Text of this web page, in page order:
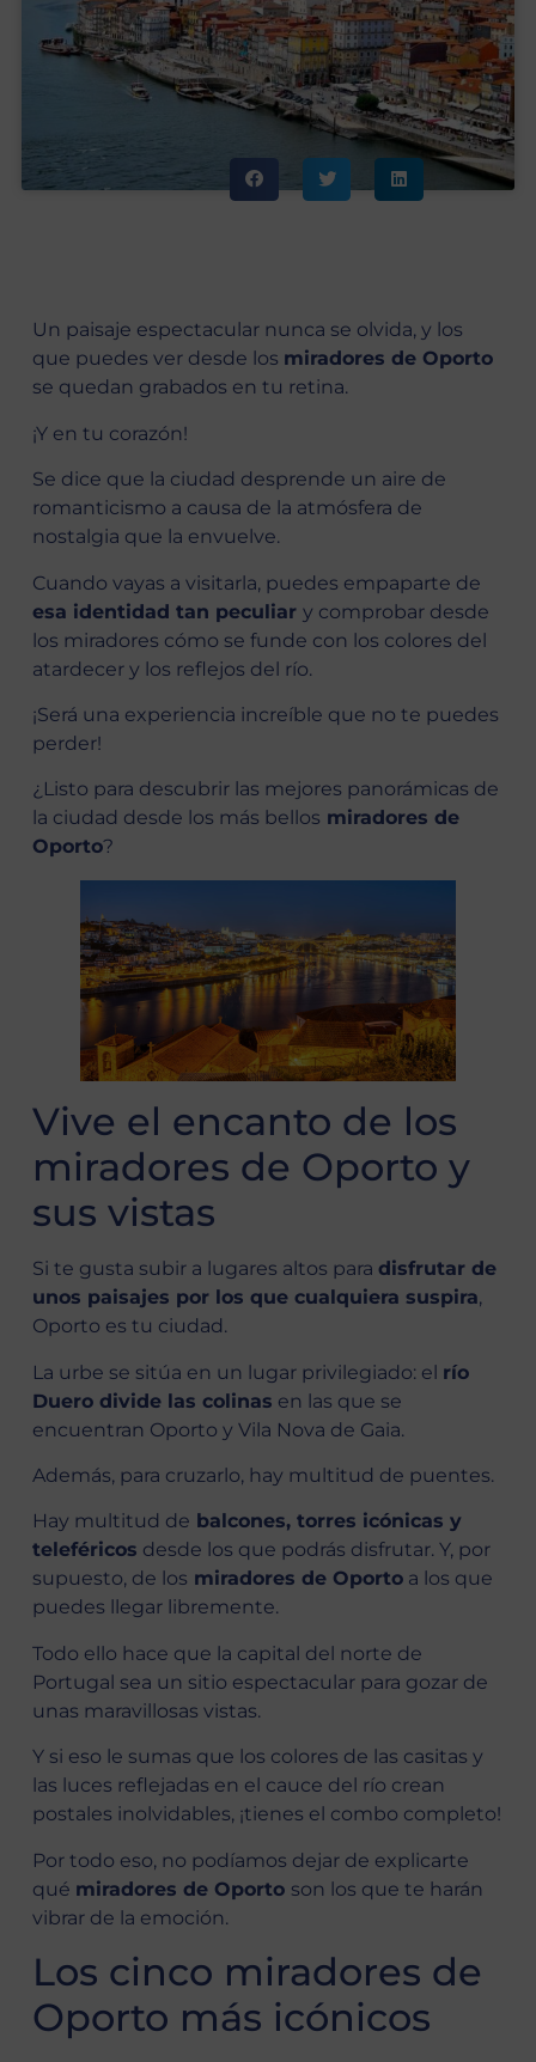
Un paisaje espectacular nunca se olvida, y los
que puedes ver desde los miradores de Oporto
se quedan grabados en tu retina.
¡Y en tu corazón!
Se dice que la ciudad desprende un aire de
romanticismo a causa de la atmósfera de
nostalgia que la envuelve.
Cuando vayas a visitarla, puedes empaparte de
esa identidad tan peculiar y comprobar desde
los miradores cómo se funde con los colores del
atardecer y los reflejos del río.
¡Será una experiencia increíble que no te puedes
perder!
¿Listo para descubrir las mejores panorámicas de
la ciudad desde los más bellos miradores de
Oporto?
Vive el encanto de los
miradores de Oporto y
sus vistas
Si te gusta subir a lugares altos para disfrutar de
unos paisajes por los que cualquiera suspira,
Oporto es tu ciudad.
La urbe se sitúa en un lugar privilegiado: el río
Duero divide las colinas en las que se
encuentran Oporto y Vila Nova de Gaia.
Además, para cruzarlo, hay multitud de puentes.
Hay multitud de balcones, torres icónicas y
teleféricos desde los que podrás disfrutar. Y, por
supuesto, de los miradores de Oportoa los que
puedes llegar libremente.
Todo ello hace que la capital del norte de
Portugal sea un sitio espectacular para gozar de
unas maravillosas vistas.
Y si eso le sumas que los colores de las casitas y
las luces reflejadas en el cauce del río crean
postales inolvidables, ¡tienes el combo completo!
Por todo eso, no podíamos dejar de explicarte
qué miradores de Oporto son los que te harán
vibrar de la emoción.
Los cinco miradores de
Oporto más icónicos